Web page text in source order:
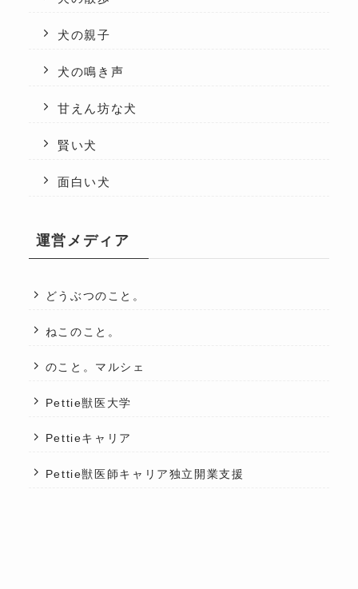
犬の親子
犬の鳴き声
甘えん坊な犬
賢い犬
面白い犬
運営メディア
どうぶつのこと。
ねこのこと。
のこと。マルシェ
Pettie獣医大学
Pettieキャリア
Pettie獣医師キャリア独立開業支援